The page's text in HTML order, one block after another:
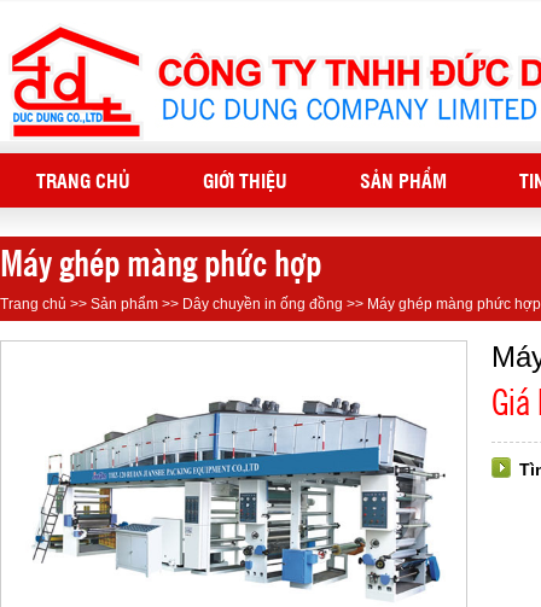
TRANG CHỦ GIỚI THIỆU SẢN PHẨM
Máy ghép màng phức hợp
Trang chủ >> Sản phẩm >> Dây chuyền in ống đồng >> Máy ghép màng phức hợp